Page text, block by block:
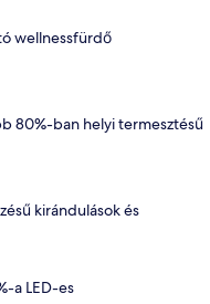
wellnessfürdő
80%-ban helyi termesztésű
kirándulások és
a LED-es